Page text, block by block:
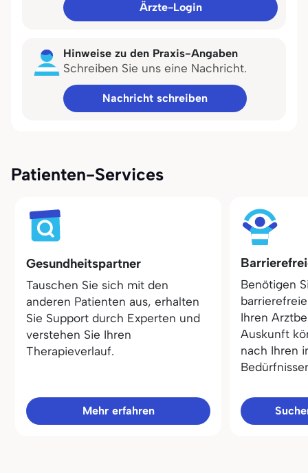
Ärzte-Login
Hinweise zu den Praxis-Angaben
Schreiben Sie uns eine Nachricht.
Nachricht schreiben
Patienten-Services
Gesundheitspartner
Tauschen Sie sich mit den
anderen Patienten aus, erhalten
Sie Support durch Experten und
verstehen Sie Ihren
Therapieverlauf.
Mehr erfahren
Benötigen
Ihren
Auskunft
nach Ihren